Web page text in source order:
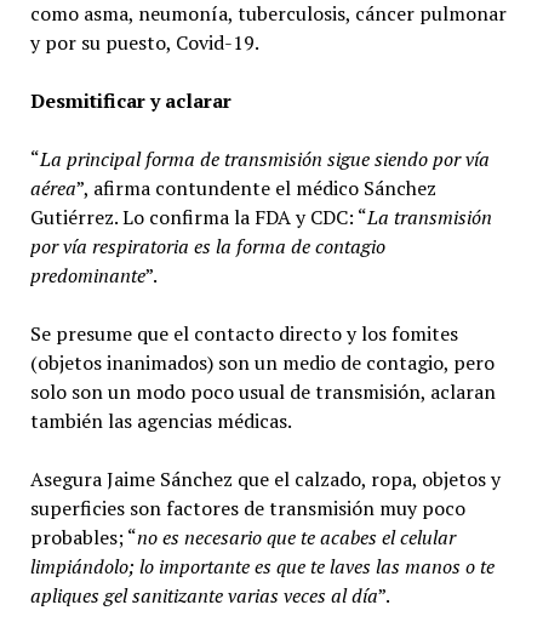
como asma, neumonía, tuberculosis, cáncer pulmonar
y por su puesto, Covid-19.
Desmitificar y aclarar
“La principal forma de transmisión sigue siendo por vía
aérea”, afirma contundente el médico Sánchez
Gutiérrez. Lo confirma la FDA y CDC: “La transmisión
por vía respiratoria es la forma de contagio
predominante”.
Se presume que el contacto directo y los fomites
(objetos inanimados) son un medio de contagio, pero
solo son un modo poco usual de transmisión, aclaran
también las agencias médicas.
Asegura Jaime Sánchez que el calzado, ropa, objetos y
superficies son factores de transmisión muy poco
probables; “no es necesario que te acabes el celular
limpiándolo; lo importante es que te laves las manos o te
apliques gel sanitizante varias veces al día”.